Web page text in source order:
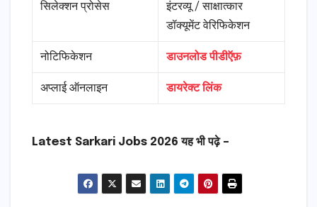
सिलेक्शन प्रोसेस
इंटरव्यू / साक्षात्कार
डॉक्यूमेंट वेरिफिकेशन
नोटिफिकेशन डाउनलोड पीडीऍफ़
अप्लाई ऑनलाइन डायरेक्ट लिंक
Latest Sarkari Jobs 2026 यह भी पढ़े –